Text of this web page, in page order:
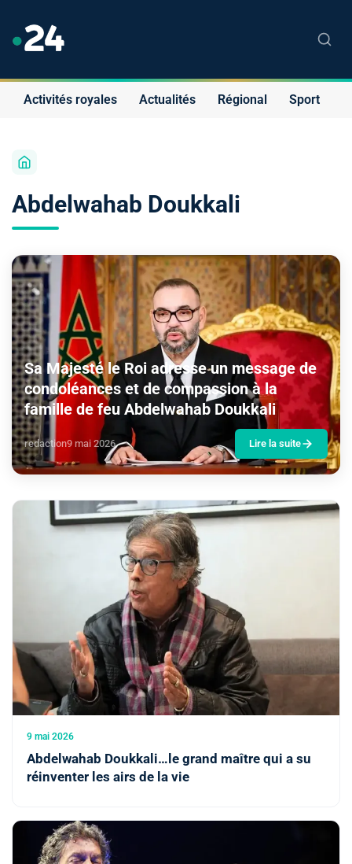
Activités royales Actualités Régional Sport
Abdelwahab Doukkali
Sa Majesté le Roi adresse un message de
condoléances et de compassion à la
famille de feu Abdelwahab Doukkali
redaction9 mai 2026 Lire la suite
9 mai 2026
Abdelwahab Doukkali…le grand maître qui a su
réinventer les airs de la vie